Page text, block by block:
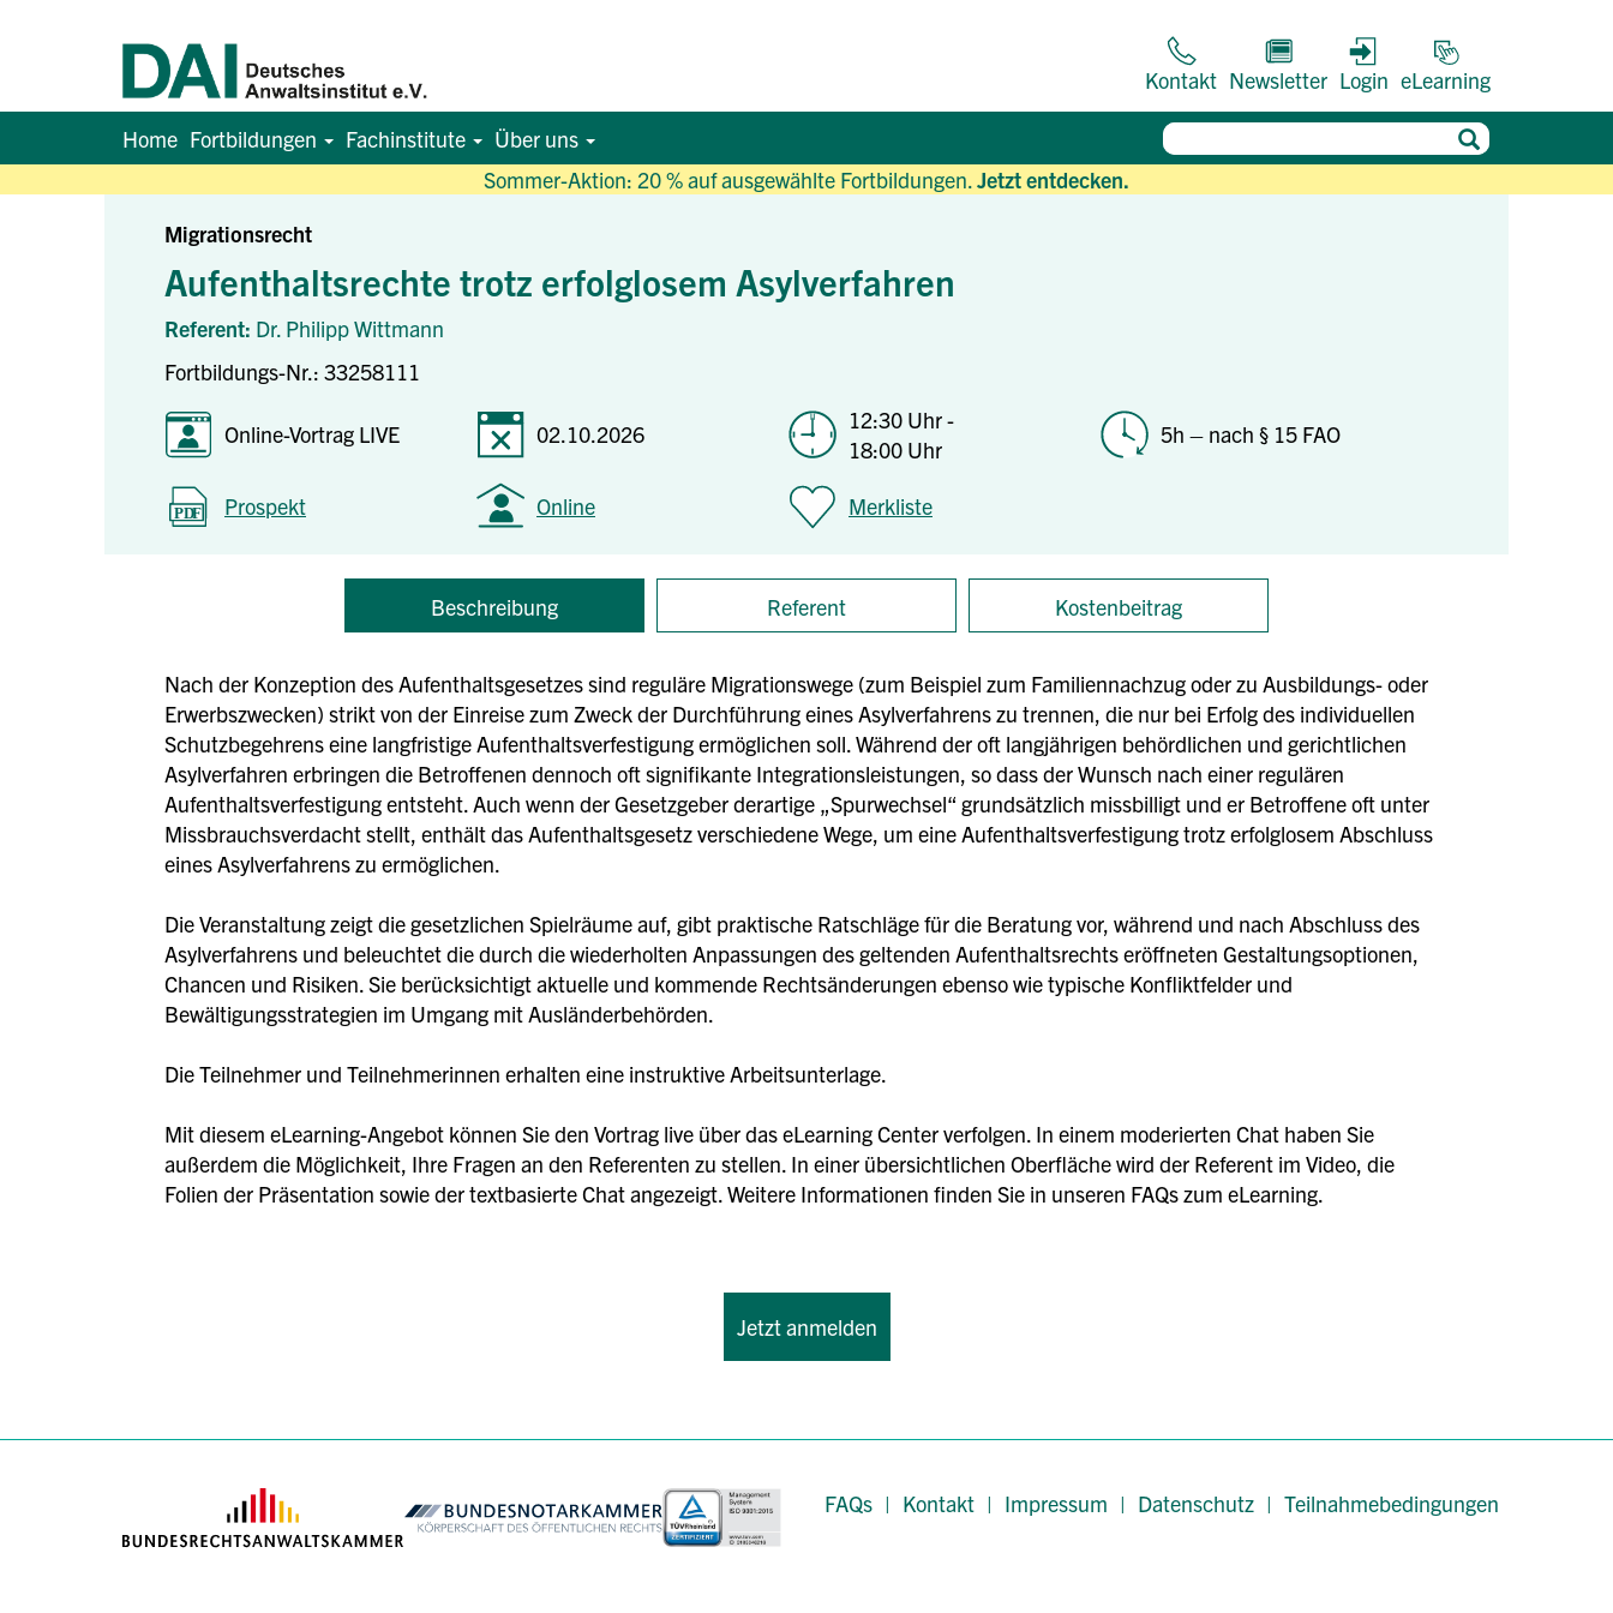
Sommer-Aktion: 20 % auf ausgewählte Fortbildungen.Jetzt entdecken.
Kontakt Newsletter Login eLearning
Home Fortbildungen Fachinstitute Über uns
Migrationsrecht
Aufenthaltsrechte trotz erfolglosem Asylverfahren
Referent: Dr. Philipp Wittmann
Fortbildungs-Nr.: 33258111
Online-Vortrag LIVE 02.10.2026
12:30 Uhr -
18:00 Uhr
5h – nach § 15 FAO
Prospekt Online Merkliste
Beschreibung Referent Kostenbeitrag
Nach der Konzeption des Aufenthaltsgesetzes sind reguläre Migrationswege (zum Beispiel zum Familiennachzug oder zu Ausbildungs- oder
Erwerbszwecken) strikt von der Einreise zum Zweck der Durchführung eines Asylverfahrens zu trennen, die nur bei Erfolg des individuellen
Schutzbegehrens eine langfristige Aufenthaltsverfestigung ermöglichen soll. Während der oft langjährigen behördlichen und gerichtlichen
Asylverfahren erbringen die Betroffenen dennoch oft signifikante Integrationsleistungen, so dass der Wunsch nach einer regulären
Aufenthaltsverfestigung entsteht. Auch wenn der Gesetzgeber derartige „Spurwechsel“ grundsätzlich missbilligt und er Betroffene oft unter
Missbrauchsverdacht stellt, enthält das Aufenthaltsgesetz verschiedene Wege, um eine Aufenthaltsverfestigung trotz erfolglosem Abschluss
eines Asylverfahrens zu ermöglichen.
Die Veranstaltung zeigt die gesetzlichen Spielräume auf, gibt praktische Ratschläge für die Beratung vor, während und nach Abschluss des
Asylverfahrens und beleuchtet die durch die wiederholten Anpassungen des geltenden Aufenthaltsrechts eröffneten Gestaltungsoptionen,
Chancen und Risiken. Sie berücksichtigt aktuelle und kommende Rechtsänderungen ebenso wie typische Konfliktfelder und
Bewältigungsstrategien im Umgang mit Ausländerbehörden.
Die Teilnehmer und Teilnehmerinnen erhalten eine instruktive Arbeitsunterlage.
Mit diesem eLearning-Angebot können Sie den Vortrag live über das eLearning Center verfolgen. In einem moderierten Chat haben Sie
außerdem die Möglichkeit, Ihre Fragen an den Referenten zu stellen. In einer übersichtlichen Oberfläche wird der Referent im Video, die
Folien der Präsentation sowie der textbasierte Chat angezeigt. Weitere Informationen finden Sie in unseren FAQs zum eLearning.
Jetzt anmelden
FAQs | Kontakt | Impressum | Datenschutz | Teilnahmebedingungen